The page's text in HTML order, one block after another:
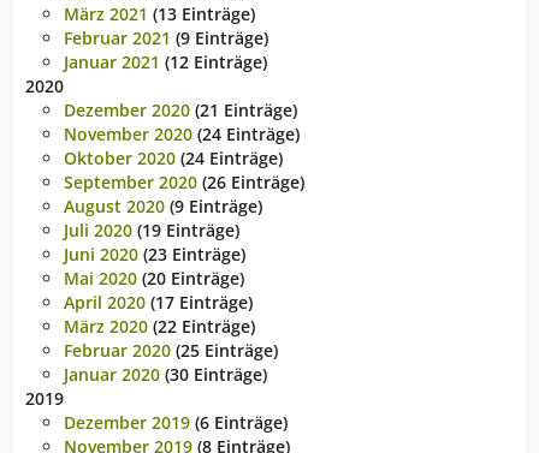
März 2021 (13 Einträge)
Februar 2021 (9 Einträge)
Januar 2021 (12 Einträge)
2020
Dezember 2020 (21 Einträge)
November 2020 (24 Einträge)
Oktober 2020 (24 Einträge)
September 2020 (26 Einträge)
August 2020 (9 Einträge)
Juli 2020 (19 Einträge)
Juni 2020 (23 Einträge)
Mai 2020 (20 Einträge)
April 2020 (17 Einträge)
März 2020 (22 Einträge)
Februar 2020 (25 Einträge)
Januar 2020 (30 Einträge)
2019
Dezember 2019 (6 Einträge)
November 2019 (8 Einträge)